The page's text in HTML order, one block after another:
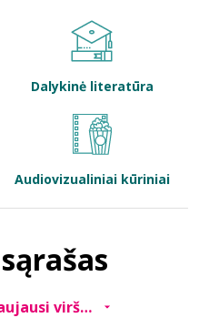
Dalykinė literatūra
Audiovizualiniai kūriniai